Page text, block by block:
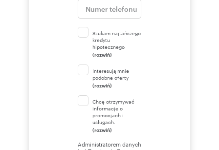
Szukam najtańszego
kredytu
hipotecznego
(rozwiń)
Interesują mnie
podobne oferty
(rozwiń)
Chcę otrzymywać
informacje o
promocjach i
usługach.
(rozwiń)
Administratorem danych